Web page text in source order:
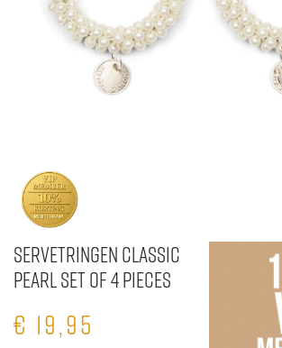
Servetringen Classic
Pearl Set Of 4 pieces
€ 19,95